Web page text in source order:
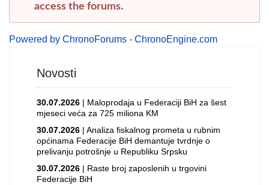
access the forums.
Powered by ChronoForums - ChronoEngine.com
Novosti
30.07.2026 | Maloprodaja u Federaciji BiH za šest
mjeseci veća za 725 miliona KM
30.07.2026 | Analiza fiskalnog prometa u rubnim
općinama Federacije BiH demantuje tvrdnje o
prelivanju potrošnje u Republiku Srpsku
30.07.2026 | Raste broj zaposlenih u trgovini
Federacije BiH